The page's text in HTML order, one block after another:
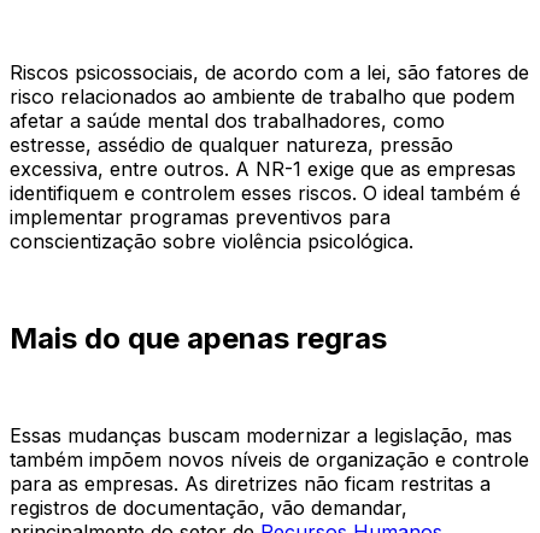
Riscos psicossociais, de acordo com a lei, são fatores de
risco relacionados ao ambiente de trabalho que podem
afetar a saúde mental dos trabalhadores, como
estresse, assédio de qualquer natureza, pressão
excessiva, entre outros. A NR-1 exige que as empresas
identifiquem e controlem esses riscos. O ideal também é
implementar programas preventivos para
conscientização sobre violência psicológica.
Mais do que apenas regras
Essas mudanças buscam modernizar a legislação, mas
também impõem novos níveis de organização e controle
para as empresas. As diretrizes não ficam restritas a
registros de documentação, vão demandar,